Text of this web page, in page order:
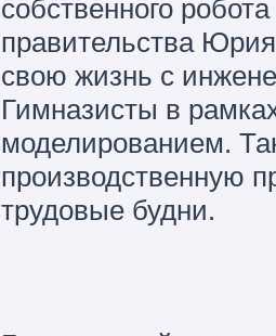
собственного
правительства
свою жизнь с
Гимназисты в
моделированием.
производственную
трудовые будни.